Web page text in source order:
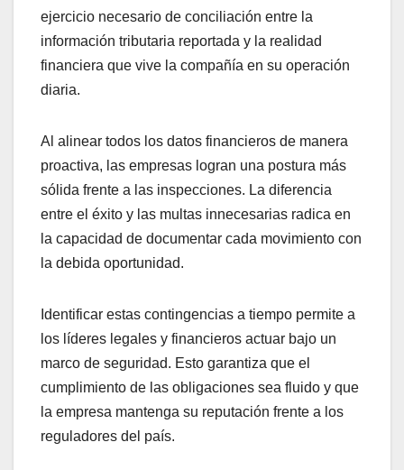
ejercicio necesario de conciliación entre la
información tributaria reportada y la realidad
financiera que vive la compañía en su operación
diaria.
Al alinear todos los datos financieros de manera
proactiva, las empresas logran una postura más
sólida frente a las inspecciones. La diferencia
entre el éxito y las multas innecesarias radica en
la capacidad de documentar cada movimiento con
la debida oportunidad.
Identificar estas contingencias a tiempo permite a
los líderes legales y financieros actuar bajo un
marco de seguridad. Esto garantiza que el
cumplimiento de las obligaciones sea fluido y que
la empresa mantenga su reputación frente a los
reguladores del país.